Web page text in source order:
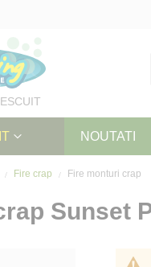
NOUTATI
Fire crap Fire monturi crap
Sunset